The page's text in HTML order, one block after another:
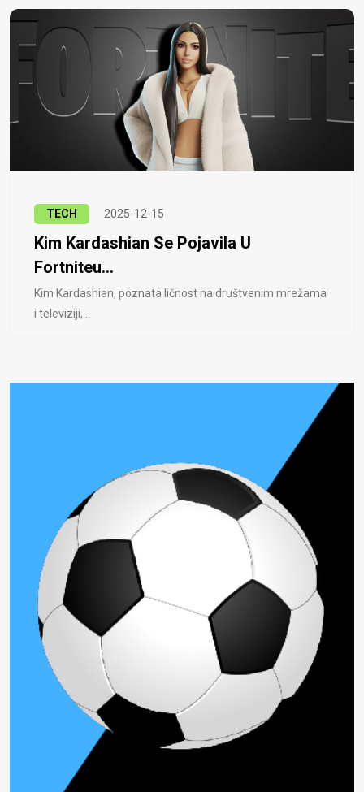
TECH 2025-12-15
Kim Kardashian Se Pojavila U
Fortniteu...
Kim Kardashian, poznata ličnost na društvenim mrežama
i televiziji, ..